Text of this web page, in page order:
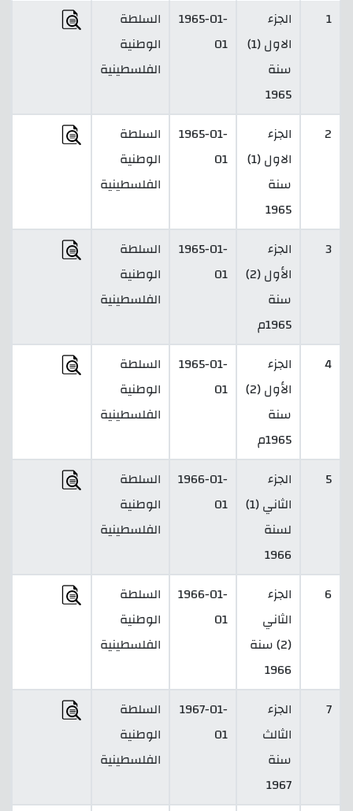
1
الجزء
الاول (1)
سنة
1965
1965-01-
01
السلطة
الوطنية
الفلسطينية
2
الجزء
الاول (1)
سنة
1965
1965-01-
01
السلطة
الوطنية
الفلسطينية
3
الجزء
الأول (2)
سنة
1965م
1965-01-
01
السلطة
الوطنية
الفلسطينية
4
الجزء
الأول (2)
سنة
1965م
1965-01-
01
السلطة
الوطنية
الفلسطينية
5
الجزء
الثاني (1)
لسنة
1966
1966-01-
01
السلطة
الوطنية
الفلسطينية
6
الجزء
الثاني
(2) سنة
1966
1966-01-
01
السلطة
الوطنية
الفلسطينية
7
الجزء
الثالث
سنة
1967
1967-01-
01
السلطة
الوطنية
الفلسطينية